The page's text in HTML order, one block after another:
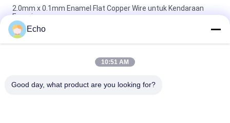
2.0mm x 0.1mm Enamel Flat Copper Wire untuk Kendaraan
Energi
Super 1.8mmx0.2mm UL AIW Lapisan Wire Tembaga Lapisan
Lapisan Untuk Motor
UEWH Kawat tembaga berenamel persegi panjang super tipis
Echo
10:51 AM
Good day, what product are you looking for?